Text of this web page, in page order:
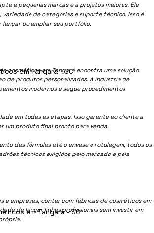
a pequenas marcas e a projetos maiores. Ele
de categorias e suporte técnico. Isso é
lançar ou ampliar seu portfólio.
cosméticos em Tangará encontra uma solução
de produtos personalizados. A indústria de
modernos e segue procedimentos
em todas as etapas. Isso garante ao cliente a
um produto final pronto para venda.
das fórmulas até o envase e rotulagem, todos os
técnicos exigidos pelo mercado e pela
e empresas, contar com fábricas de cosméticos em
de lançar linhas profissionais sem investir em
em Tangará - SC
em Tangará - SC